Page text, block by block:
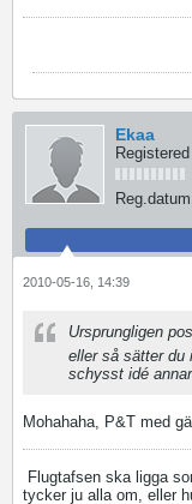
Ekaa
2010-05-16, 14:39
Ursprungligen
eller så sätter du
schysst idé
Mohahaha, P&T med
Flugtafsen ska ligga
tycker ju alla om, eller